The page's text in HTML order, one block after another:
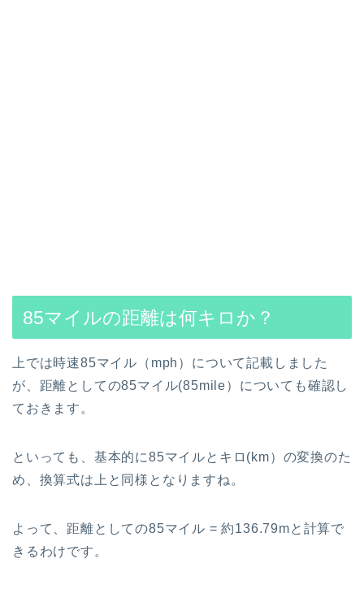
85マイルの距離は何キロか？
上では時速85マイル（mph）について記載しました
が、距離としての85マイル(85mile）についても確認し
ておきます。
といっても、基本的に85マイルとキロ(km）の変換のた
め、換算式は上と同様となりますね。
よって、距離としての85マイル = 約136.79mと計算で
きるわけです。